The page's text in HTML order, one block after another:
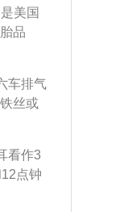
美国
品
，这
车排气
丝或
如果
急措
有的
后将
的东
看作3
点钟
握住